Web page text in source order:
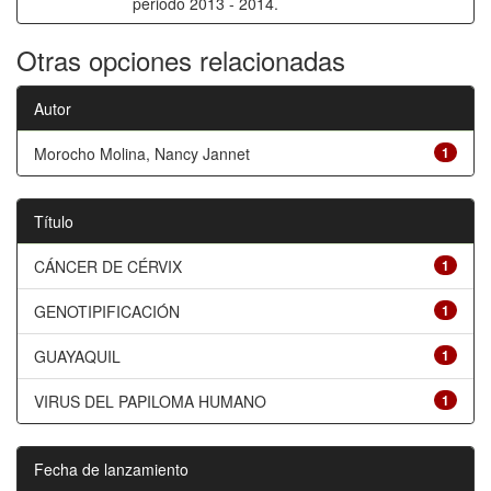
Otras opciones relacionadas
Autor
1
Morocho Molina, Nancy Jannet
Título
1
CÁNCER DE CÉRVIX
1
GENOTIPIFICACIÓN
1
GUAYAQUIL
1
VIRUS DEL PAPILOMA HUMANO
Fecha de lanzamiento